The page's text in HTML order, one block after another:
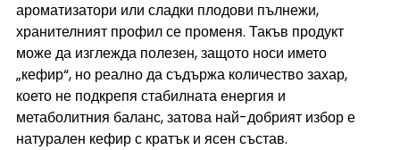
ароматизатори или сладки плодови пълнежи,
хранителният профил се променя. Такъв продукт
може да изглежда полезен, защото носи името
„кефир“, но реално да съдържа количество захар,
което не подкрепя стабилната енергия и
метаболитния баланс, затова най-добрият избор е
натурален кефир с кратък и ясен състав.